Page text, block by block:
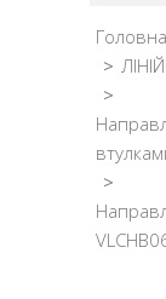
Головна
>
>
>